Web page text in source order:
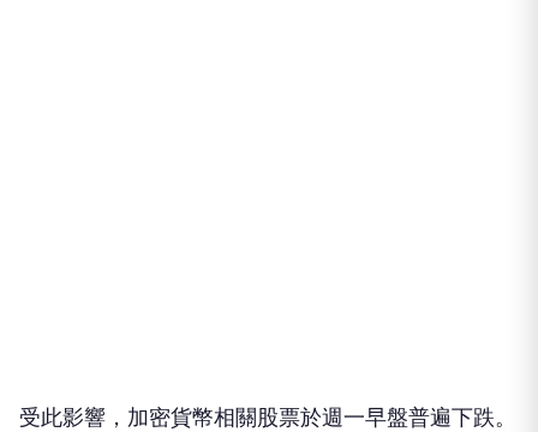
受此影響，加密貨幣相關股票於週一早盤普遍下跌。